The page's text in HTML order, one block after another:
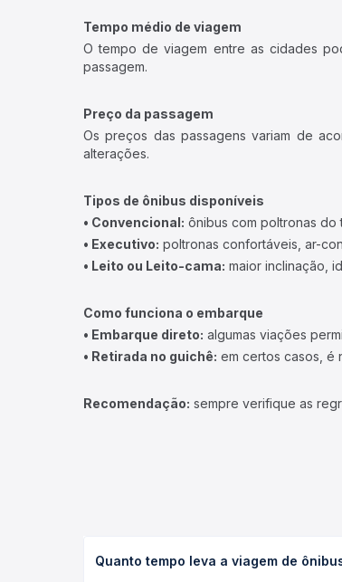
Tempo médio de viagem
O tempo de viagem entre as cidades
passagem.
Preço da passagem
Os preços das passagens variam de
alterações.
Tipos de ônibus disponíveis
• Convencional: ônibus com poltronas do
• Executivo: poltronas confortáveis, ar-
• Leito ou Leito-cama: maior inclinação,
Como funciona o embarque
• Embarque direto: algumas viações
• Retirada no guichê: em certos casos, é
Recomendação: sempre verifique as
Quanto tempo leva a viagem de